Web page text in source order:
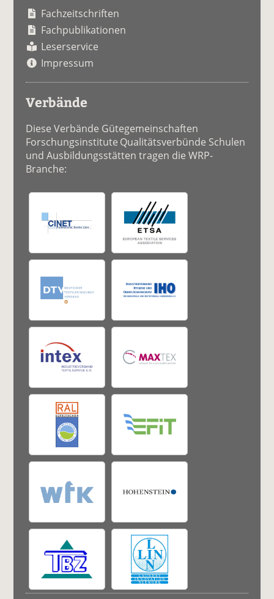
Fachzeitschriften
Fachpublikationen
Leserservice
Impressum
Verbände
Diese Verbände Gütegemeinschaften
Forschungsinstitute Qualitätsverbünde Schulen
und Ausbildungsstätten tragen die WRP-
Branche: